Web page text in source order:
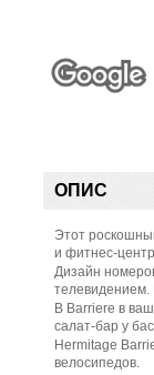
ОПИС
Этот
и фитнес-
Дизайн
телевидением.
В Barriere в
салат-бар у
Hermitage
велосипедов.